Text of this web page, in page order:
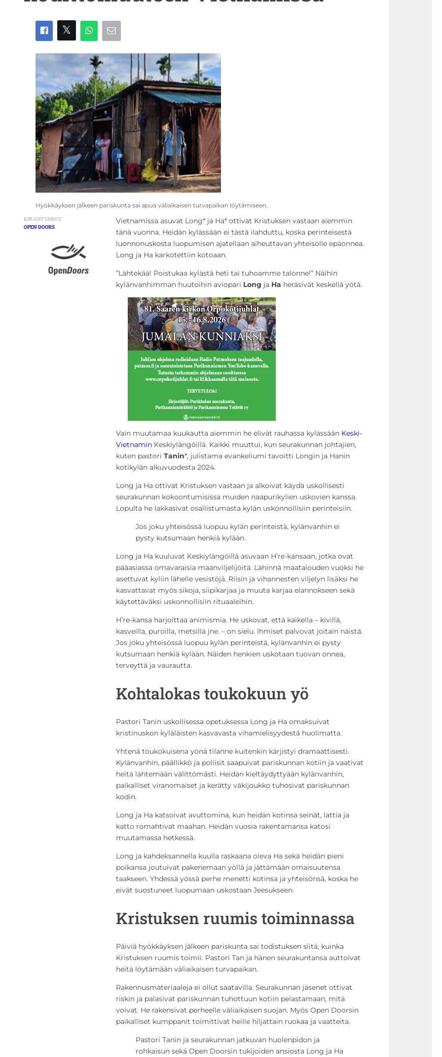
Hyökkäyksen jälkeen pariskunta sai apua väliaikaisen turvapaikan löytämiseen.
KIRJOITTANUT
OPEN DOORS
Vietnamissa asuvat Long* ja Ha* ottivat Kristuksen vastaan aiemmin
tänä vuonna. Heidän kylässään ei tästä ilahduttu, koska perinteisestä
luonnonuskosta luopumisen ajatellaan aiheuttavan yhteisölle epäonnea.
Long ja Ha karkotettiin kotoaan.
”Lähtekää! Poistukaa kylästä heti tai tuhoamme talonne!” Näihin
kylänvanhimman huutoihin aviopari Long ja Ha heräsivät keskellä yötä.
Vain muutamaa kuukautta aiemmin he elivät rauhassa kylässään Keski-
Vietnamin Keskiylängöillä. Kaikki muuttui, kun seurakunnan johtajien,
kuten pastori Tanin*, julistama evankeliumi tavoitti Longin ja Hanin
kotikylän alkuvuodesta 2024.
Long ja Ha ottivat Kristuksen vastaan ja alkoivat käydä uskollisesti
seurakunnan kokoontumisissa muiden naapurikylien uskovien kanssa.
Lopulta he lakkasivat osallistumasta kylän uskonnollisiin perinteisiin.
Jos joku yhteisössä luopuu kylän perinteistä, kylänvanhin ei
pysty kutsumaan henkiä kylään.
Long ja Ha kuuluvat Keskiylängöillä asuvaan H’re-kansaan, jotka ovat
pääasiassa omavaraisia maanviljelijöitä. Lähinnä maatalouden vuoksi he
asettuvat kyliin lähelle vesistöjä. Riisin ja vihannesten viljelyn lisäksi he
kasvattavat myös sikoja, siipikarjaa ja muuta karjaa elannokseen sekä
käytettäväksi uskonnollisiin rituaaleihin.
H’re-kansa harjoittaa animismia. He uskovat, että kaikella – kivillä,
kasveilla, puroilla, metsillä jne. – on sielu. Ihmiset palvovat joitain näistä.
Jos joku yhteisössä luopuu kylän perinteistä, kylänvanhin ei pysty
kutsumaan henkiä kylään. Näiden henkien uskotaan tuovan onnea,
terveyttä ja vaurautta.
Kohtalokas toukokuun yö
Pastori Tanin uskollisessa opetuksessa Long ja Ha omaksuivat
kristinuskon kyläläisten kasvavasta vihamielisyydestä huolimatta.
Yhtenä toukokuisena yönä tilanne kuitenkin kärjistyi dramaattisesti.
Kylänvanhin, päällikkö ja poliisit saapuivat pariskunnan kotiin ja vaativat
heitä lähtemään välittömästi. Heidän kieltäydyttyään kylänvanhin,
paikalliset viranomaiset ja kerätty väkijoukko tuhosivat pariskunnan
kodin.
Long ja Ha katsoivat avuttomina, kun heidän kotinsa seinät, lattia ja
katto romahtivat maahan. Heidän vuosia rakentamansa katosi
muutamassa hetkessä.
Long ja kahdeksannella kuulla raskaana oleva Ha sekä heidän pieni
poikansa joutuivat pakenemaan yöllä ja jättämään omaisuutensa
taakseen. Yhdessä yössä perhe menetti kotinsa ja yhteisönsä, koska he
eivät suostuneet luopumaan uskostaan Jeesukseen.
Kristuksen ruumis toiminnassa
Päiviä hyökkäyksen jälkeen pariskunta sai todistuksen siitä, kuinka
Kristuksen ruumis toimii. Pastori Tan ja hänen seurakuntansa auttoivat
heitä löytämään väliaikaisen turvapaikan.
Rakennusmateriaaleja ei ollut saatavilla. Seurakunnan jäsenet ottivat
riskin ja palasivat pariskunnan tuhottuun kotiin pelastamaan, mitä
voivat. He rakensivat perheelle väliaikaisen suojan. Myös Open Doorsin
paikalliset kumppanit toimittivat heille hiljattain ruokaa ja vaatteita.
Pastori Tanin ja seurakunnan jatkuvan huolenpidon ja
rohkaisun sekä Open Doorsin tukijoiden ansiosta Long ja Ha